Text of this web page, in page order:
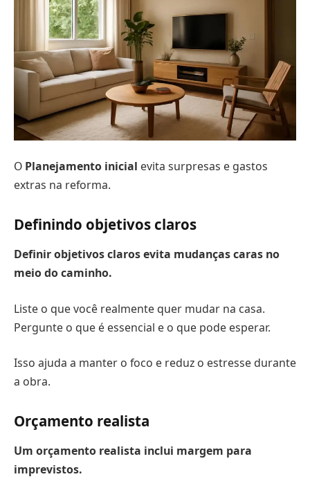
O Planejamento inicial evita surpresas e gastos
extras na reforma.
Definindo objetivos claros
Definir objetivos claros evita mudanças caras no
meio do caminho.
Liste o que você realmente quer mudar na casa.
Pergunte o que é essencial e o que pode esperar.
Isso ajuda a manter o foco e reduz o estresse durante
a obra.
Orçamento realista
Um orçamento realista inclui margem para
imprevistos.